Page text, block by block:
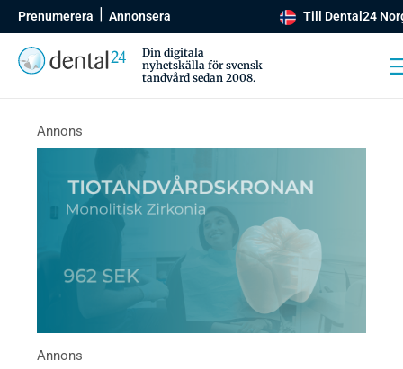
Prenumerera Annonsera Till Dental24
Din digitala
nyhetskälla för svensk
tandvård sedan 2008.